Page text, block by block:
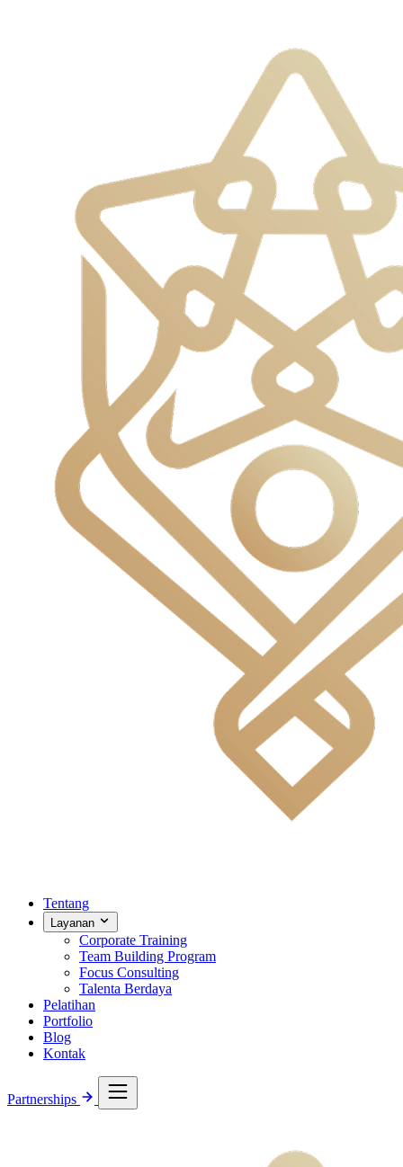
Tentang
Layanan
Corporate Training
Team Building Program
Focus Consulting
Talenta Berdaya
Pelatihan
Portfolio
Blog
Kontak
Partnerships